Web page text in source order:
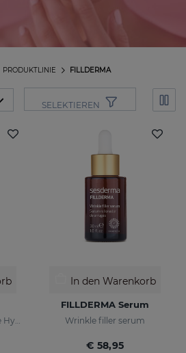
FILLDERMA
PRODUKTLINIE
SELEKTIEREN
Faltenauffüller. Sofortige Hydratation.
In den Warenkorb
FILLDERMA Serum
Wrinkle filler serum
€ 58,95